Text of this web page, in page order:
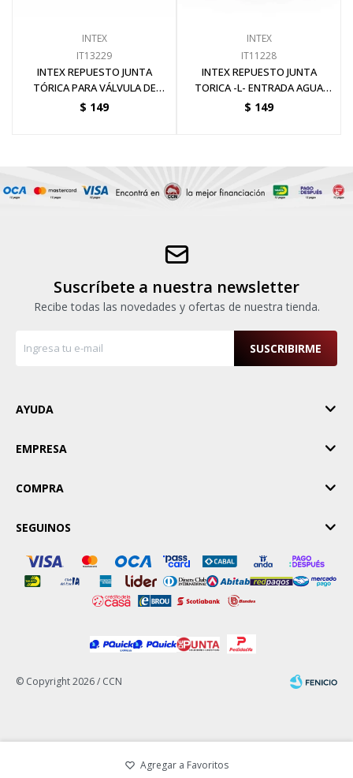
INTEX
IT13229
INTEX REPUESTO JUNTA
TÓRICA PARA VÁLVULA DE
PURGADO IT13228
$ 149
INTEX
IT11228
INTEX REPUESTO JUNTA
TORICA -L- ENTRADA AGUA
BOMBA DE ARENA
$ 149
Suscríbete a nuestra newsletter
Recibe todas las novedades y ofertas de nuestra tienda.
SUSCRIBIRME
AYUDA
EMPRESA
COMPRA
SEGUINOS
© Copyright 2026 / CCN